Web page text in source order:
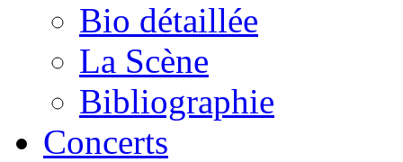
Bio détaillée
La Scène
Bibliographie
Concerts